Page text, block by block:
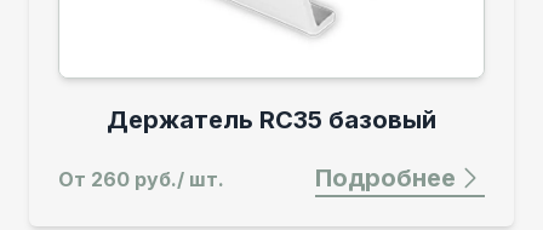
Держатель RC35 базовый
От 260 руб./ шт. Подробнее